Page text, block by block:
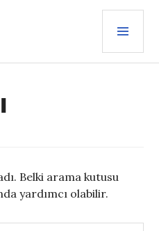
Belki arama kutusu
yardımcı olabilir.